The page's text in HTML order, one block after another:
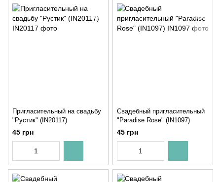
Пригласительный на свадьбу
"Рустик" (IN20117)
45 грн
Свадебный пригласительный
"Paradise Rose" (IN1097)
45 грн